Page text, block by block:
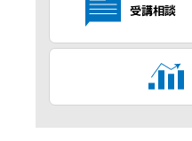
受講相談